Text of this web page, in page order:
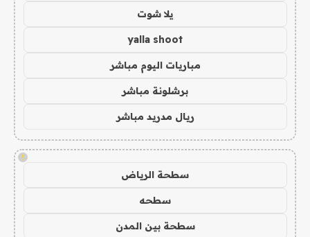
يلا شوت
yalla shoot
مباريات اليوم مباشر
برشلونة مباشر
ريال مدريد مباشر
!
سطحة الرياض
سطحه
سطحة بين المدن